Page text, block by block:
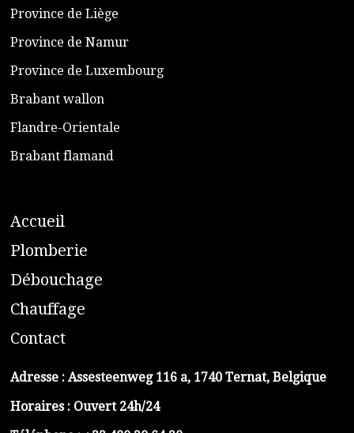
Province de Liège
​Province de Namur
​Province de Luxembourg
​Brabant wallon
​Flandre-Orientale
​Brabant flamand
Accueil
​Plomberie
Débouchage
Chauffage
Contact
Adresse : Assesteenweg 116 a, 1740 Ternat, Belgique
Horaires : Ouvert 24h/24